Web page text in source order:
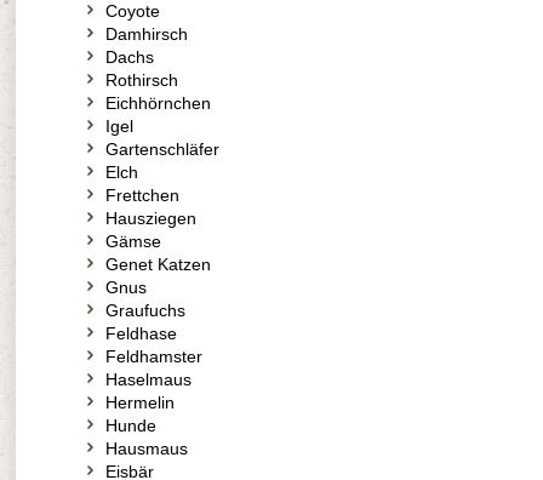
Coyote
Damhirsch
Dachs
Rothirsch
Eichhörnchen
Igel
Gartenschläfer
Elch
Frettchen
Hausziegen
Gämse
Genet Katzen
Gnus
Graufuchs
Feldhase
Feldhamster
Haselmaus
Hermelin
Hunde
Hausmaus
Eisbär